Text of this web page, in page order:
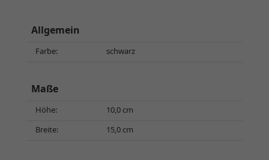
Allgemein
Farbe: schwarz
Maße
Höhe:
10,0 cm
Breite:
15,0 cm